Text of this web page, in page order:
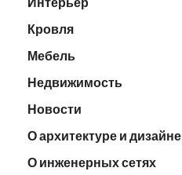
Кровля
Мебель
Недвижимость
Новости
О архитектуре и дизайне
О инженерных сетях